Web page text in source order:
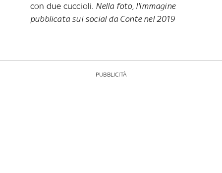
con due cuccioli. Nella foto, l'immagine
pubblicata sui social da Conte nel 2019
PUBBLICITÀ